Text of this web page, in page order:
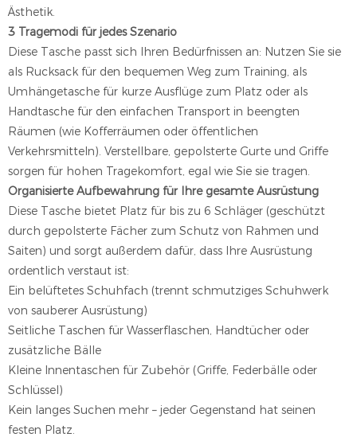
Ästhetik.
3 Tragemodi für jedes Szenario
Diese Tasche passt sich Ihren Bedürfnissen an: Nutzen Sie sie
als Rucksack für den bequemen Weg zum Training, als
Umhängetasche für kurze Ausflüge zum Platz oder als
Handtasche für den einfachen Transport in beengten
Räumen (wie Kofferräumen oder öffentlichen
Verkehrsmitteln). Verstellbare, gepolsterte Gurte und Griffe
sorgen für hohen Tragekomfort, egal wie Sie sie tragen.
Organisierte Aufbewahrung für Ihre gesamte Ausrüstung
Diese Tasche bietet Platz für bis zu 6 Schläger (geschützt
durch gepolsterte Fächer zum Schutz von Rahmen und
Saiten) und sorgt außerdem dafür, dass Ihre Ausrüstung
ordentlich verstaut ist:
Ein belüftetes Schuhfach (trennt schmutziges Schuhwerk
von sauberer Ausrüstung)
Seitliche Taschen für Wasserflaschen, Handtücher oder
zusätzliche Bälle
Kleine Innentaschen für Zubehör (Griffe, Federbälle oder
Schlüssel)
Kein langes Suchen mehr – jeder Gegenstand hat seinen
festen Platz.